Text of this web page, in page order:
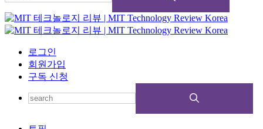
로그인
회원가입
구독 신청